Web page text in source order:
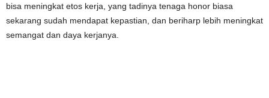
bisa meningkat etos kerja, yang tadinya tenaga honor biasa
sekarang sudah mendapat kepastian, dan beriharp lebih meningkat
semangat dan daya kerjanya.